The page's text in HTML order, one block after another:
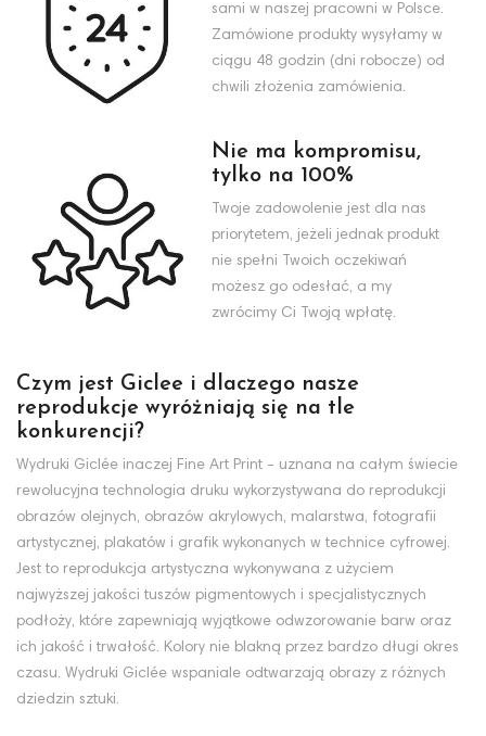
sami w naszej pracowni w Polsce.
Zamówione produkty wysyłamy w
ciągu 48 godzin (dni robocze) od
chwili złożenia zamówienia.
Nie ma kompromisu,
tylko na 100%
Twoje zadowolenie jest dla nas
priorytetem, jeżeli jednak produkt
nie spełni Twoich oczekiwań
możesz go odesłać, a my
zwrócimy Ci Twoją wpłatę.
Czym jest Giclee i dlaczego nasze
reprodukcje wyróżniają się na tle
konkurencji?
Wydruki Giclée inaczej Fine Art Print - uznana na całym świecie
rewolucyjna technologia druku wykorzystywana do reprodukcji
obrazów olejnych, obrazów akrylowych, malarstwa, fotografii
artystycznej, plakatów i grafik wykonanych w technice cyfrowej.
Jest to reprodukcja artystyczna wykonywana z użyciem
najwyższej jakości tuszów pigmentowych i specjalistycznych
podłoży, które zapewniają wyjątkowe odwzorowanie barw oraz
ich jakość i trwałość. Kolory nie blakną przez bardzo długi okres
czasu. Wydruki Giclée wspaniale odtwarzają obrazy z różnych
dziedzin sztuki.